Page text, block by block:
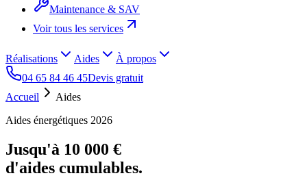
Maintenance & SAV
Voir tous les services
Réalisations Aides
À propos
04 65 84 46 45Devis gratuit
Accueil
Aides
Aides énergétiques 2026
Jusqu'à 10 000 €
d'aides cumulables.